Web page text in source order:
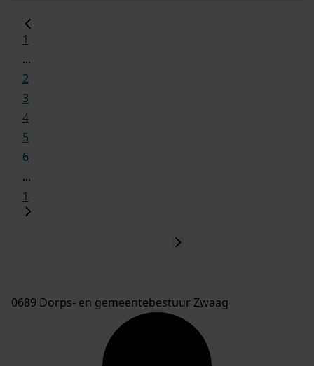
1
...
2
3
4
5
6
...
1
0689 Dorps- en gemeentebestuur Zwaag